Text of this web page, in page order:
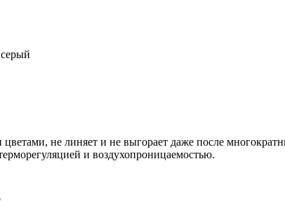
не линяет и не выгорает даже после
и воздухопроницаемостью.